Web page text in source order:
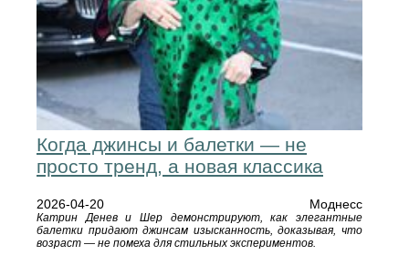
Когда джинсы и балетки — не
просто тренд, а новая классика
2026-04-20 Моднесс
Катрин Денев и Шер демонстрируют, как элегантные
балетки придают джинсам изысканность, доказывая, что
возраст — не помеха для стильных экспериментов.